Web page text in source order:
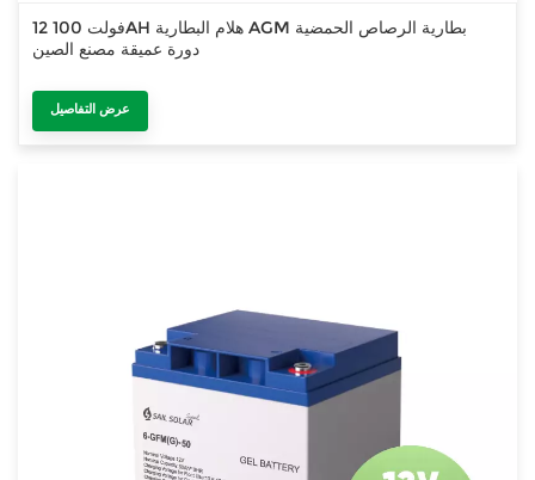
12 فولت 100AH هلام البطارية AGM بطارية الرصاص الحمضية
دورة عميقة مصنع الصين
عرض التفاصيل